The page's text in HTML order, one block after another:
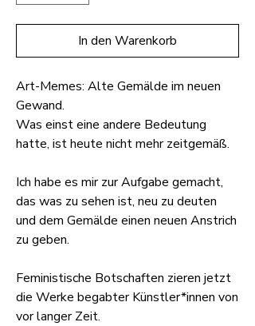
In den Warenkorb
Art-Memes: Alte Gemälde im neuen
Gewand.
Was einst eine andere Bedeutung
hatte, ist heute nicht mehr zeitgemäß.
Ich habe es mir zur Aufgabe gemacht,
das was zu sehen ist, neu zu deuten
und dem Gemälde einen neuen Anstrich
zu geben.
Feministische Botschaften zieren jetzt
die Werke begabter Künstler*innen von
vor langer Zeit.